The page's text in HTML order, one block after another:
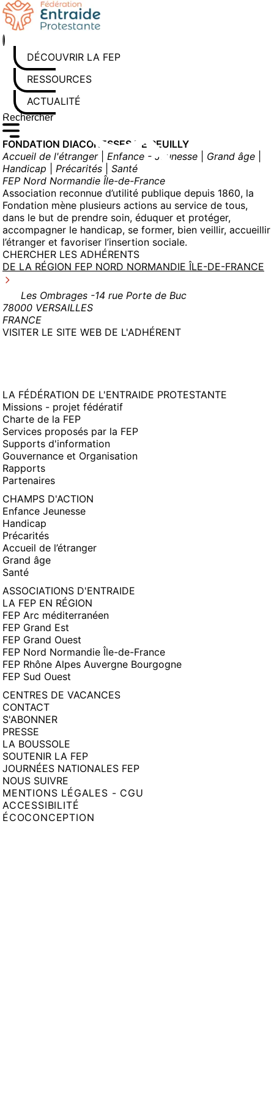
Aller
au
contenu
DÉCOUVRIR LA FEP
RESSOURCES
ACTUALITÉS
Rechercher sur le site
Saisissez au moins 3 caractères pour lancer la recherche
FONDATION DIACONESSES DE REUILLY
Accueil de l'étranger| Enfance - Jeunesse Grand âge
Handicap
Précarités
Santé
FEP Nord Normandie Île-de-France
Association reconnue d’utilité publique depuis 1860, la
Fondation mène plusieurs actions au service de tous,
dans le but de prendre soin, éduquer et protéger,
accompagner le handicap, se former, bien veillir, accueillir
l’étranger et favoriser l’insertion sociale.
CHERCHER LES ADHÉRENTS
DE LA RÉGION FEP NORD NORMANDIE ÎLE-DE-FRANCE
Les Ombrages -14 rue Porte de Buc
78000 VERSAILLES
FRANCE
VISITER LE SITE WEB DE L'ADHÉRENT(NOUVELLE
LA FÉDÉRATION DE L'ENTRAIDE PROTESTANTE
Missions - projet fédératif
Charte de la FEP
Services proposés par la FEP
Supports d'information
Gouvernance et Organisation
Rapports
Partenaires
CHAMPS D'ACTION
Enfance Jeunesse
Handicap
Précarités
Accueil de l’étranger
Grand âge
Santé
ASSOCIATIONS D'ENTRAIDE
LA FEP EN RÉGION
FEP Arc méditerranéen
FEP Grand Est
FEP Grand Ouest
FEP Nord Normandie Île-de-France
FEP Rhône Alpes Auvergne Bourgogne
FEP Sud Ouest
CENTRES DE VACANCES
CONTACT
S'ABONNER
PRESSE
LA BOUSSOLE
SOUTENIR LA FEP
JOURNÉES NATIONALES FEP
NOUS SUIVRE
MENTIONS LÉGALES - CGU
ACCESSIBILITÉ
ÉCOCONCEPTION